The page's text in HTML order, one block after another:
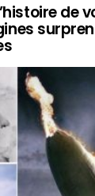
de